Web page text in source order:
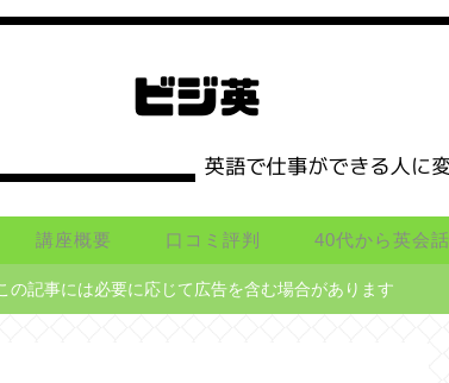
講座概要 口コミ評判 40代から英会話
の記事には必要に応じて広告を含む場合があります